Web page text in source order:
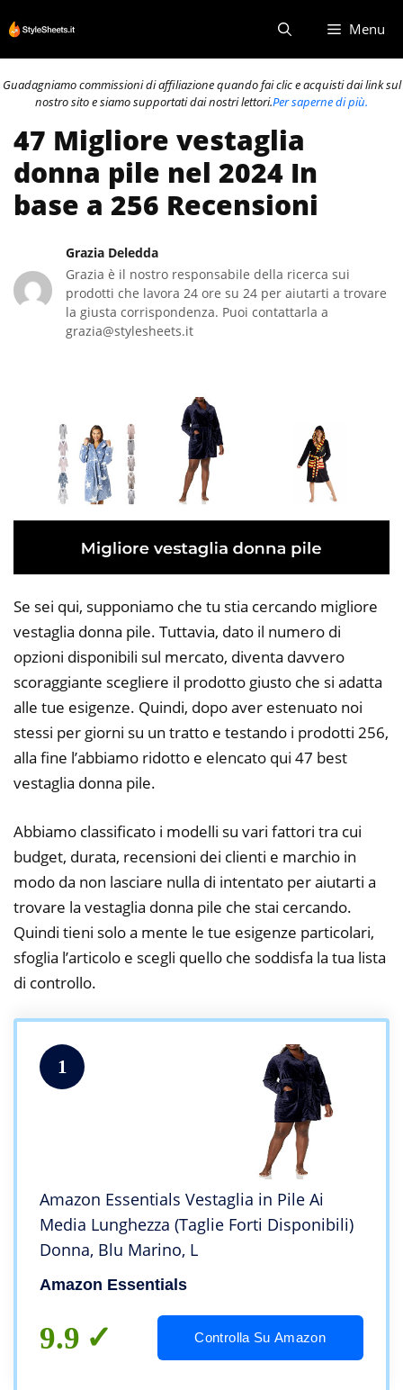
al
contenuto
Menu
Guadagniamo commissioni di affiliazione quando fai clic e acquisti dai link sul
nostro sito e siamo supportati dai nostri lettori.Per saperne di più.
47 Migliore vestaglia
donna pile nel 2024 In
base a 256 Recensioni
Grazia Deledda
Grazia è il nostro responsabile della ricerca sui
prodotti che lavora 24 ore su 24 per aiutarti a trovare
la giusta corrispondenza. Puoi contattarla a
grazia@stylesheets.it
Se sei qui, supponiamo che tu stia cercando migliore
vestaglia donna pile. Tuttavia, dato il numero di
opzioni disponibili sul mercato, diventa davvero
scoraggiante scegliere il prodotto giusto che si adatta
alle tue esigenze. Quindi, dopo aver estenuato noi
stessi per giorni su un tratto e testando i prodotti 256,
alla fine l’abbiamo ridotto e elencato qui 47 best
vestaglia donna pile.
Abbiamo classificato i modelli su vari fattori tra cui
budget, durata, recensioni dei clienti e marchio in
modo da non lasciare nulla di intentato per aiutarti a
trovare la vestaglia donna pile che stai cercando.
Quindi tieni solo a mente le tue esigenze particolari,
sfoglia l’articolo e scegli quello che soddisfa la tua lista
di controllo.
1
Amazon Essentials Vestaglia in Pile Ai
Media Lunghezza (Taglie Forti Disponibili)
Donna, Blu Marino, L
Amazon Essentials
9.9 Controlla Su Amazon